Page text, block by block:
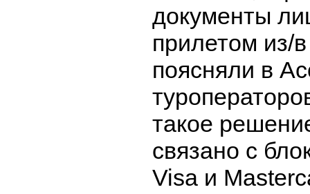
документы
прилетом из/
поясняли в
такое
связано с
Visa и